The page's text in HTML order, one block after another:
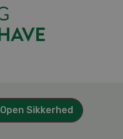
Open Sikkerhed